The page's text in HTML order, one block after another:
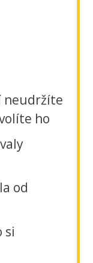
neudržíte
ho
od
si